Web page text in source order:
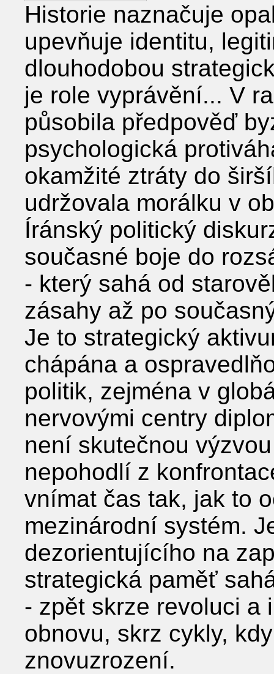
Historie naznačuje
upevňuje identitu,
dlouhodobou
je role vyprávění... V
působila předpověď
psychologická
okamžité ztráty do
udržovala morálku v
Íránský politický
současné boje do
- který sahá od
zásahy až po
Je to strategický
chápána a
politik, zejména v
nervovými centry
není skutečnou
nepohodlí z
vnímat čas tak, jak to
mezinárodní systém.
dezorientujícího na
strategická paměť
- zpět skrze revoluci a
obnovu, skrz cykly,
znovuzrození.